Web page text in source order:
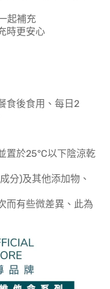
起補充
時更安心
食後食用、每日2
置於25°C以下陰涼乾
分)及其他添加物、
而有些微差異、此為